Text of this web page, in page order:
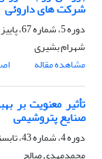
شرکت های داروئی
دوره 5، شماره 67، پاییز 1401، صفحه
شهرام بشیری
مشاهده مقاله
تأثیر معنویت بر
صنایع پتروشیمی
دوره 4، شماره 43، تابستان 1400، صفحه